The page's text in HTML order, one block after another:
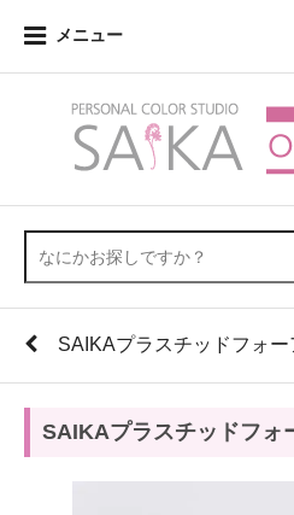
メニュー
SAIKAプラスチッドフォー
SAIKAプラスチッドフォ